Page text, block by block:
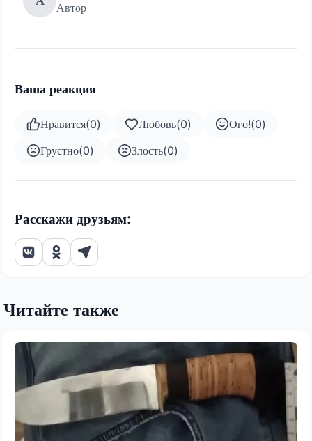
Автор
Ваша реакция
Нравится(0) Любовь(0) Ого!(0)
Грустно(0) Злость(0)
Расскажи друзьям:
Читайте также